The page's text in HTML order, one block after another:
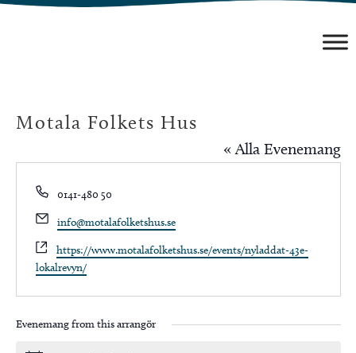
Hoppa
Motala Folkets Hus
« Alla Evenemang
Phone
0141-480 50
Email
info@motalafolketshus.se
Website
https://www.motalafolketshus.se/events/nyladdat-43e-
lokalrevyn/
Evenemang from this arrangör